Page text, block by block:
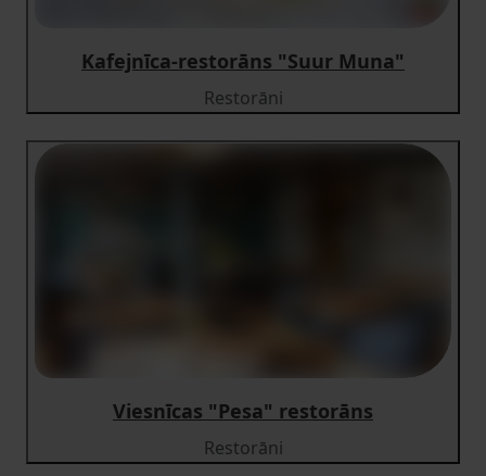
Kafejnīca-restorāns "Suur Muna"
Restorāni
Viesnīcas "Pesa" restorāns
Restorāni